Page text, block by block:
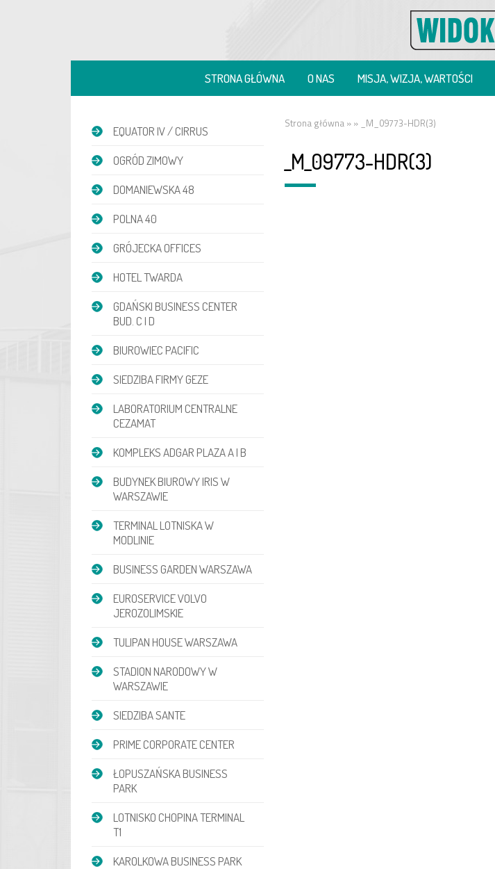
STRONA GŁÓWNA O NAS MISJA, WIZJA, WARTOŚCI
EQUATOR IV / CIRRUS
OGRÓD ZIMOWY
DOMANIEWSKA 48
POLNA 40
GRÓJECKA OFFICES
HOTEL TWARDA
GDAŃSKI BUSINESS CENTER
BUD. C I D
BIUROWIEC PACIFIC
SIEDZIBA FIRMY GEZE
LABORATORIUM CENTRALNE
CEZAMAT
KOMPLEKS ADGAR PLAZA A I B
BUDYNEK BIUROWY IRIS W
WARSZAWIE
TERMINAL LOTNISKA W
MODLINIE
BUSINESS GARDEN WARSZAWA
EUROSERVICE VOLVO
JEROZOLIMSKIE
TULIPAN HOUSE WARSZAWA
STADION NARODOWY W
WARSZAWIE
SIEDZIBA SANTE
PRIME CORPORATE CENTER
ŁOPUSZAŃSKA BUSINESS
PARK
LOTNISKO CHOPINA TERMINAL
T1
KAROLKOWA BUSINESS PARK
Strona główna» » _M_09773-HDR(3)
_M_09773-HDR(3)